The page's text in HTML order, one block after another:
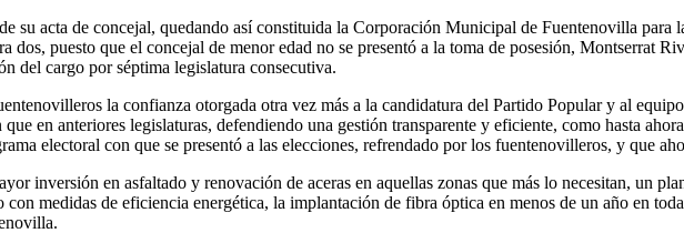
su acta de concejal, quedando así constituida la Corporación Municipal de Fuentenovilla
dos, puesto que el concejal de menor edad no se presentó a la toma de posesión, Montserrat
del cargo por séptima legislatura consecutiva.
la confianza otorgada otra vez más a la candidatura del Partido Popular y al
en anteriores legislaturas, defendiendo una gestión transparente y eficiente, como hasta
electoral con que se presentó a las elecciones, refrendado por los fuentenovilleros, y que
inversión en asfaltado y renovación de aceras en aquellas zonas que más lo necesitan, un
medidas de eficiencia energética, la implantación de fibra óptica en menos de un año en